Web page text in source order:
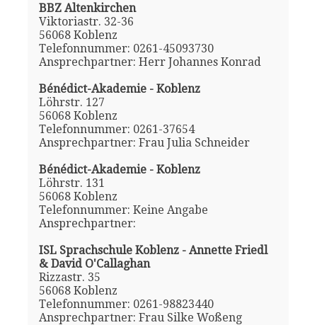
BBZ Altenkirchen
Viktoriastr. 32-36
56068 Koblenz
Telefonnummer: 0261-45093730
Ansprechpartner: Herr Johannes Konrad
Bénédict-Akademie - Koblenz
Löhrstr. 127
56068 Koblenz
Telefonnummer: 0261-37654
Ansprechpartner: Frau Julia Schneider
Bénédict-Akademie - Koblenz
Löhrstr. 131
56068 Koblenz
Telefonnummer: Keine Angabe
Ansprechpartner:
ISL Sprachschule Koblenz - Annette Friedl
& David O'Callaghan
Rizzastr. 35
56068 Koblenz
Telefonnummer: 0261-98823440
Ansprechpartner: Frau Silke Woßeng